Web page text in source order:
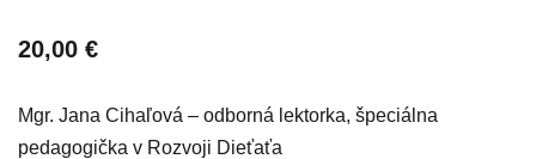
20,00 €
Mgr. Jana Cihaľová – odborná lektorka, špeciálna
pedagogička v Rozvoji Dieťaťa